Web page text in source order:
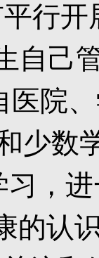
行
自己
医院
少数
习，
的认